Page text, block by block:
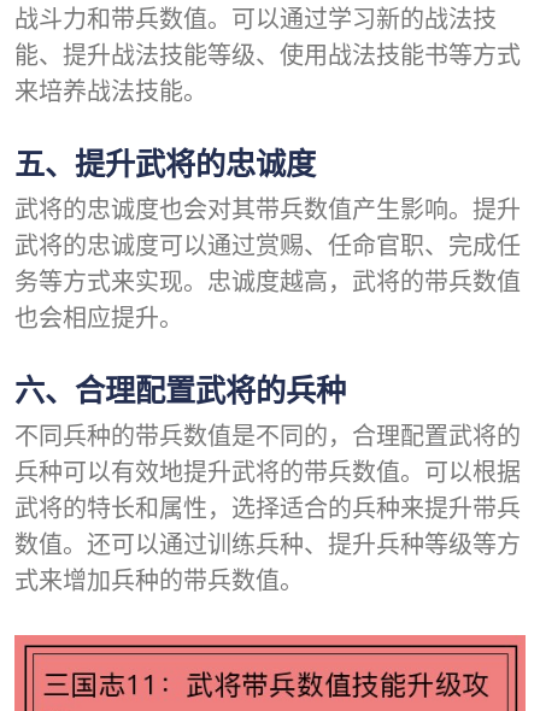
战斗力和带兵数值。可以通过学习新的战法技
能、提升战法技能等级、使用战法技能书等方式
来培养战法技能。
五、提升武将的忠诚度
武将的忠诚度也会对其带兵数值产生影响。提升
武将的忠诚度可以通过赏赐、任命官职、完成任
务等方式来实现。忠诚度越高，武将的带兵数值
也会相应提升。
六、合理配置武将的兵种
不同兵种的带兵数值是不同的，合理配置武将的
兵种可以有效地提升武将的带兵数值。可以根据
武将的特长和属性，选择适合的兵种来提升带兵
数值。还可以通过训练兵种、提升兵种等级等方
式来增加兵种的带兵数值。